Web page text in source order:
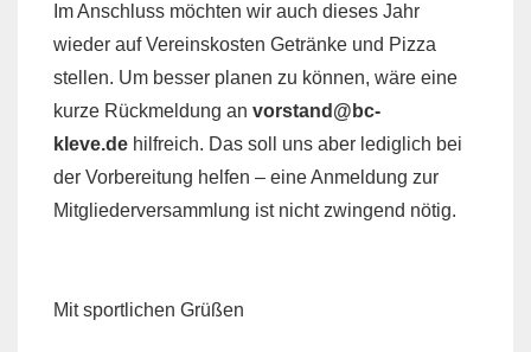
Im Anschluss möchten wir auch dieses Jahr
wieder auf Vereinskosten Getränke und Pizza
stellen. Um besser planen zu können, wäre eine
kurze Rückmeldung an vorstand@bc-
kleve.de hilfreich. Das soll uns aber lediglich bei
der Vorbereitung helfen – eine Anmeldung zur
Mitgliederversammlung ist nicht zwingend nötig.
Mit sportlichen Grüßen